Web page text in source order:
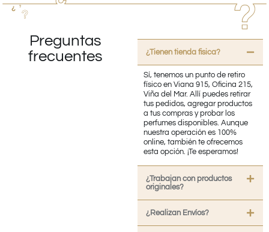
Preguntas
frecuentes
¿Tienen tienda fisica?
Sí, tenemos un punto de retiro
físico en Viana 915, Oficina 215,
Viña del Mar. Allí puedes retirar
tus pedidos, agregar productos
a tus compras y probar los
perfumes disponibles. Aunque
nuestra operación es 100%
online, también te ofrecemos
esta opción. ¡Te esperamos!
¿Trabajan con productos
originales?
¿Realizan Envíos?